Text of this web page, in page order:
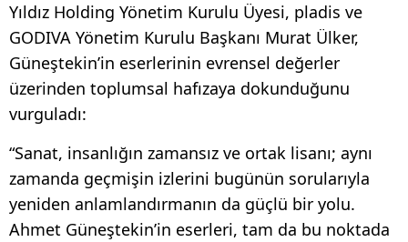
Yıldız Holding Yönetim Kurulu Üyesi, pladis ve
GODIVA Yönetim Kurulu Başkanı Murat Ülker,
Güneştekin’in eserlerinin evrensel değerler
üzerinden toplumsal hafızaya dokunduğunu
vurguladı:
“Sanat, insanlığın zamansız ve ortak lisanı; aynı
zamanda geçmişin izlerini bugünün sorularıyla
yeniden anlamlandırmanın da güçlü bir yolu.
Ahmet Güneştekin’in eserleri, tam da bu noktada